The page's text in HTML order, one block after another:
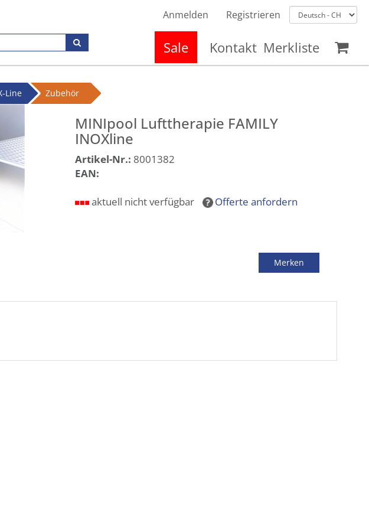
Anmelden Registrieren
Sale Kontakt Merkliste
Line Zubehör
MINIpool Lufttherapie FAMILY
INOXline
Artikel-Nr.: 8001382
EAN:
aktuell nicht verfügbar Offerte anfordern